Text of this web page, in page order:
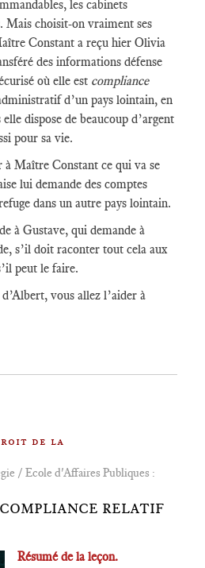
les cabinets
Mais choisit-on vraiment ses
Constant a reçu hier Olivia
des informations défense
où elle est compliance
d’un pays lointain, en
dispose de beaucoup d’argent
pour sa vie.
à Maître Constant ce qui va se
lui demande des comptes
dans un autre pays lointain.
à Gustave, qui demande à
s’il doit raconter tout cela aux
peut le faire.
vous allez l’aider à
de la
/ Ecole d'Affaires Publiques :
RELATIF
Résumé de la leçon.